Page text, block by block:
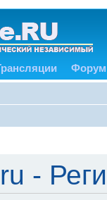
Форум
-